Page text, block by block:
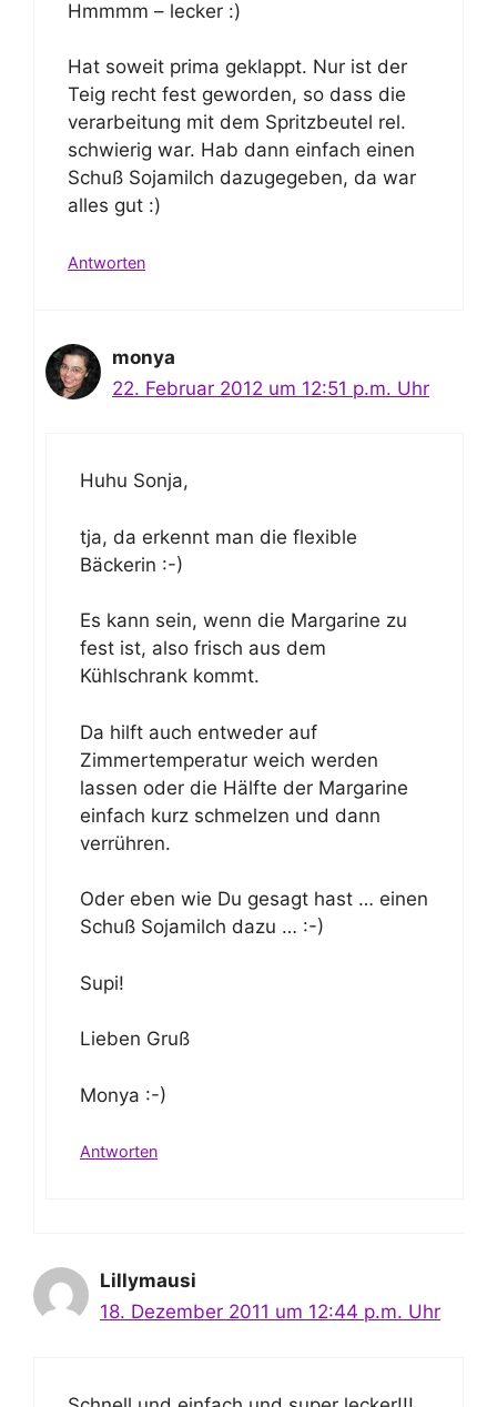
Hmmmm – lecker :)
Hat soweit prima geklappt. Nur ist der
Teig recht fest geworden, so dass die
verarbeitung mit dem Spritzbeutel rel.
schwierig war. Hab dann einfach einen
Schuß Sojamilch dazugegeben, da war
alles gut :)
Antworten
monya
22. Februar 2012 um 12:51 p.m. Uhr
Huhu Sonja,
tja, da erkennt man die flexible
Bäckerin :-)
Es kann sein, wenn die Margarine zu
fest ist, also frisch aus dem
Kühlschrank kommt.
Da hilft auch entweder auf
Zimmertemperatur weich werden
lassen oder die Hälfte der Margarine
einfach kurz schmelzen und dann
verrühren.
Oder eben wie Du gesagt hast … einen
Schuß Sojamilch dazu … :-)
Supi!
Lieben Gruß
Monya :-)
Antworten
Lillymausi
18. Dezember 2011 um 12:44 p.m. Uhr